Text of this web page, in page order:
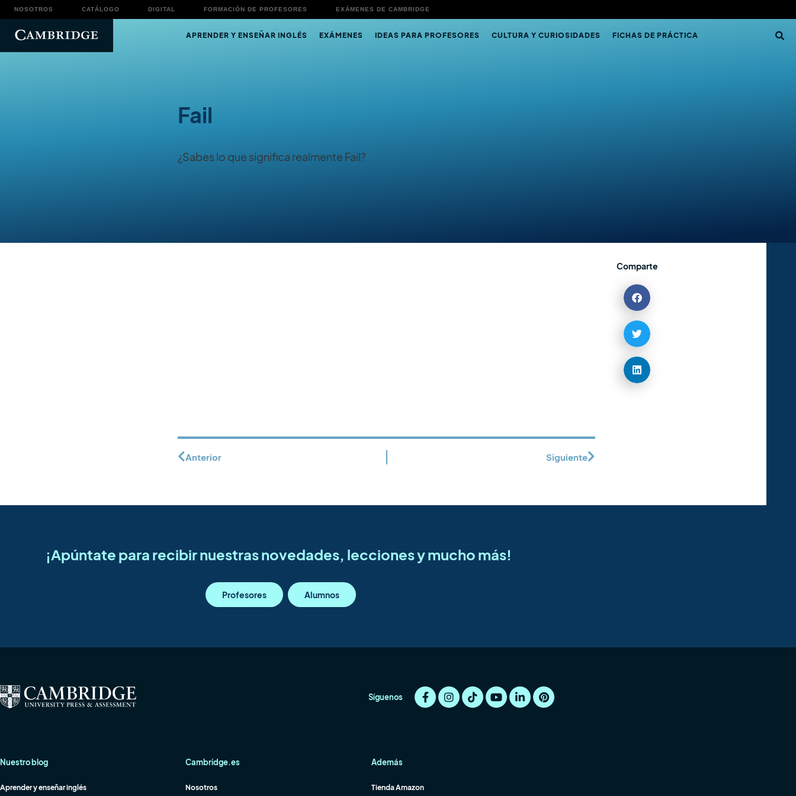
NOSOTROS CATÁLOGO DIGITAL FORMACIÓN DE PROFESORES EXÁMENES DE CAMBRIDGE
APRENDER Y ENSEÑAR INGLÉS EXÁMENES IDEAS PARA PROFESORES CULTURA Y CURIOSIDADES FICHAS DE PRÁCTICA
Fail
¿Sabes lo que significa realmente Fail?
Comparte
Anterior Siguiente
¡Apúntate para recibir nuestras novedades, lecciones y mucho más!
Profesores Alumnos
Síguenos
Nuestro blog
Aprender y enseñar inglés
Cambridge.es
Nosotros
Además
Tienda Amazon